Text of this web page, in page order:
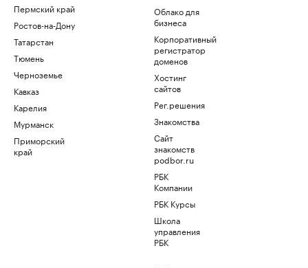
Пермский край
Ростов-на-Дону
Татарстан
Тюмень
Черноземье
Кавказ
Карелия
Мурманск
Приморский
край
Облако для
бизнеса
Корпоративный
регистратор
доменов
Хостинг
сайтов
Рег.решения
Знакомства
Сайт
знакомств
podbor.ru
РБК
Компании
РБК Курсы
Школа
управления
РБК